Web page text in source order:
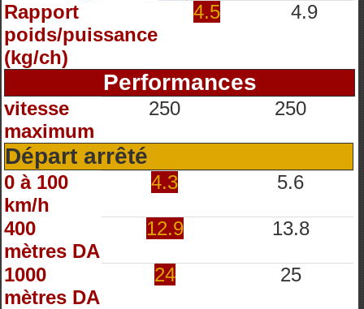
Rapport
poids/puissance
(kg/ch)
4.5 4.9
Performances
vitesse
maximum
250 250
Départ arrêté
0 à 100
km/h
4.3 5.6
400
mètres DA
12.9 13.8
1000
mètres DA
24 25